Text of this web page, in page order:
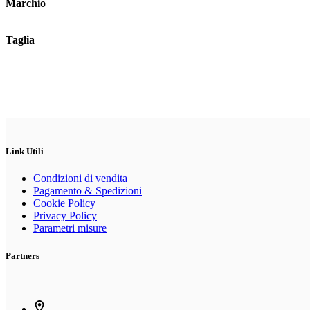
Marchio
Taglia
Link Utili
Condizioni di vendita
Pagamento & Spedizioni
Cookie Policy
Privacy Policy
Parametri misure
Partners